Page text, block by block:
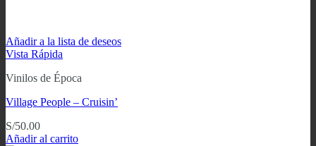
Añadir a la lista de deseos
Vista Rápida
Vinilos de Época
Village People – Cruisin’
S/50.00
Añadir al carrito